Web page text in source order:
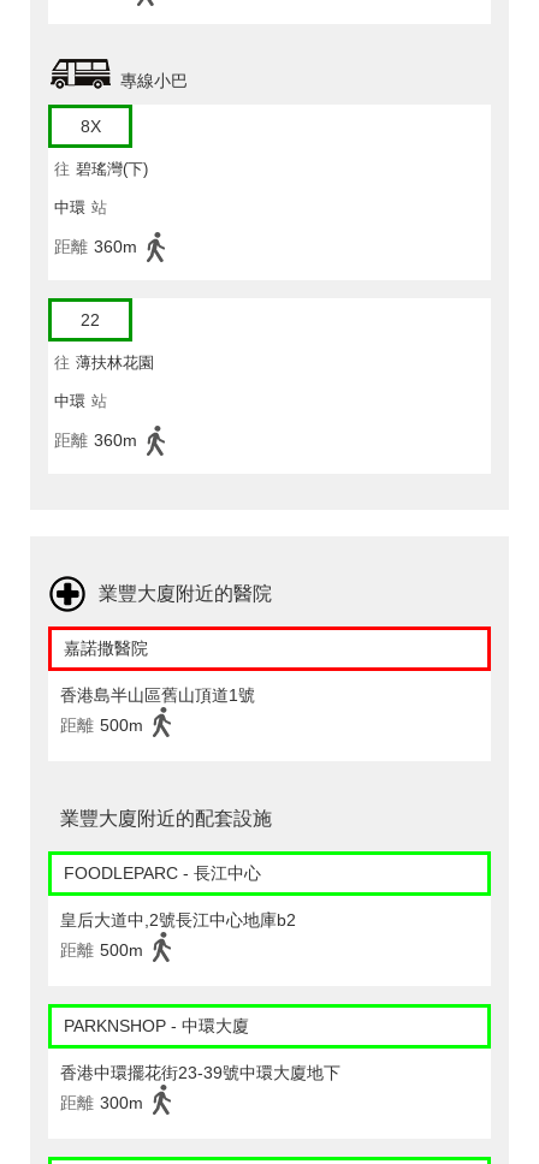
專線小巴
8X
往 碧瑤灣(下)
中環 站
距離 360m
22
往 薄扶林花園
中環 站
距離 360m
業豐大廈附近的醫院
嘉諾撒醫院
香港島半山區舊山頂道1號
距離 500m
業豐大廈附近的配套設施
FOODLEPARC - 長江中心
皇后大道中,2號長江中心地庫b2
距離 500m
PARKNSHOP - 中環大廈
香港中環擺花街23-39號中環大廈地下
距離 300m